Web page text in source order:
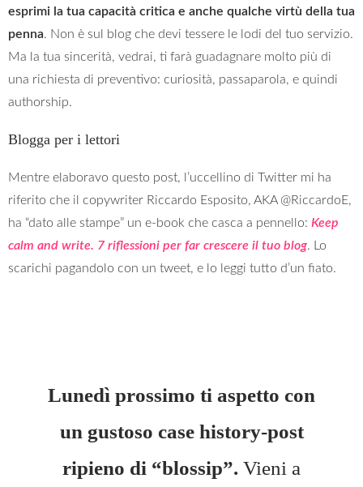
esprimi la tua capacità critica e anche qualche virtù della tua
penna. Non è sul blog che devi tessere le lodi del tuo servizio.
Ma la tua sincerità, vedrai, ti farà guadagnare molto più di
una richiesta di preventivo: curiosità, passaparola, e quindi
authorship.
Blogga per i lettori
Mentre elaboravo questo post, l’uccellino di Twitter mi ha
riferito che il copywriter Riccardo Esposito, AKA @RiccardoE,
ha “dato alle stampe” un e-book che casca a pennello: Keep
calm and write. 7 riflessioni per far crescere il tuo blog. Lo
scarichi pagandolo con un tweet, e lo leggi tutto d’un fiato.
Lunedì prossimo ti aspetto con
un gustoso case history-post
ripieno di “blossip”. Vieni a